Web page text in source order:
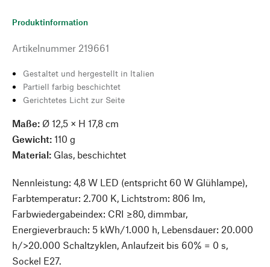
Produktinformation
Artikelnummer 219661
Gestaltet und hergestellt in Italien
Partiell farbig beschichtet
Gerichtetes Licht zur Seite
Maße: Ø 12,5 × H 17,8 cm
Gewicht: 110 g
Material: Glas, beschichtet
Nennleistung: 4,8 W LED (entspricht 60 W Glühlampe),
Farbtemperatur: 2.700 K, Lichtstrom: 806 lm,
Farbwiedergabeindex: CRI ≥80, dimmbar,
Energieverbrauch: 5 kWh/1.000 h, Lebensdauer: 20.000
h/>20.000 Schaltzyklen, Anlaufzeit bis 60% = 0 s,
Sockel E27.